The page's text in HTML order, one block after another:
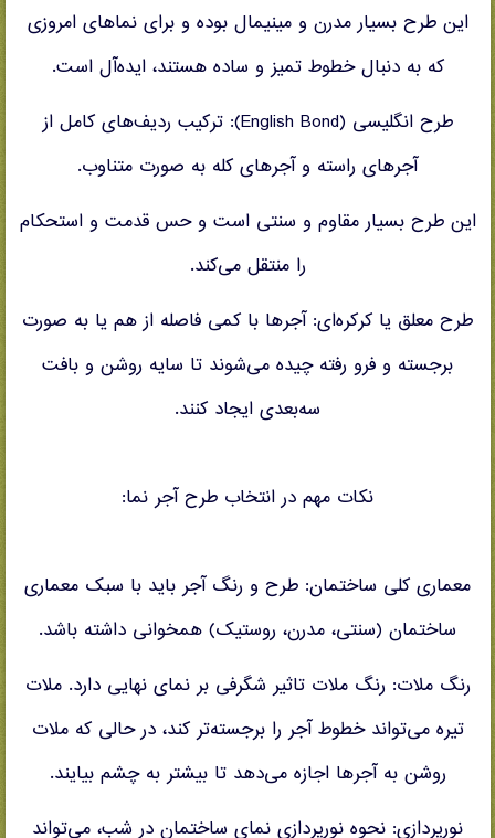
این طرح بسیار مدرن و مینیمال بوده و برای نماهای امروزی
که به دنبال خطوط تمیز و ساده هستند، ایده‌آل است.
طرح انگلیسی (English Bond): ترکیب ردیف‌های کامل از
آجرهای راسته و آجرهای کله به صورت متناوب.
این طرح بسیار مقاوم و سنتی است و حس قدمت و استحکام
را منتقل می‌کند.
طرح معلق یا کرکره‌ای: آجرها با کمی فاصله از هم یا به صورت
برجسته و فرو رفته چیده می‌شوند تا سایه روشن و بافت
سه‌بعدی ایجاد کنند.
نکات مهم در انتخاب طرح آجر نما:
معماری کلی ساختمان: طرح و رنگ آجر باید با سبک معماری
ساختمان (سنتی، مدرن، روستیک) همخوانی داشته باشد.
رنگ ملات: رنگ ملات تاثیر شگرفی بر نمای نهایی دارد. ملات
تیره می‌تواند خطوط آجر را برجسته‌تر کند، در حالی که ملات
روشن به آجرها اجازه می‌دهد تا بیشتر به چشم بیایند.
نورپردازی: نحوه نورپردازی نمای ساختمان در شب، می‌تواند